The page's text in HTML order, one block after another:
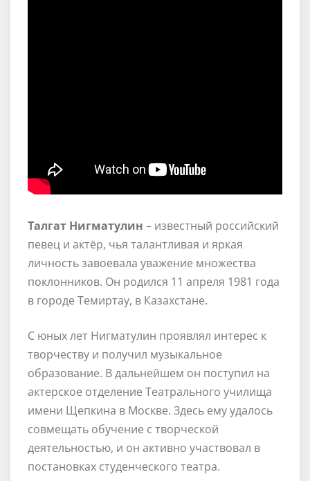
Талгат Нигматулин – известный российский
певец и актёр, чья талантливая и яркая
личность завоевала уважение множества
поклонников. Он родился 11 апреля 1981 года
в городе Темиртау, в Казахстане.
С юных лет Нигматулин проявлял интерес к
творчеству и получил музыкальное
образование. В дальнейшем он поступил на
актерское отделение Театрального училища
имени Щепкина в Москве. Здесь ему удалось
совмещать обучение с творческой
деятельностью, и он активно участвовал в
постановках студенческого театра.